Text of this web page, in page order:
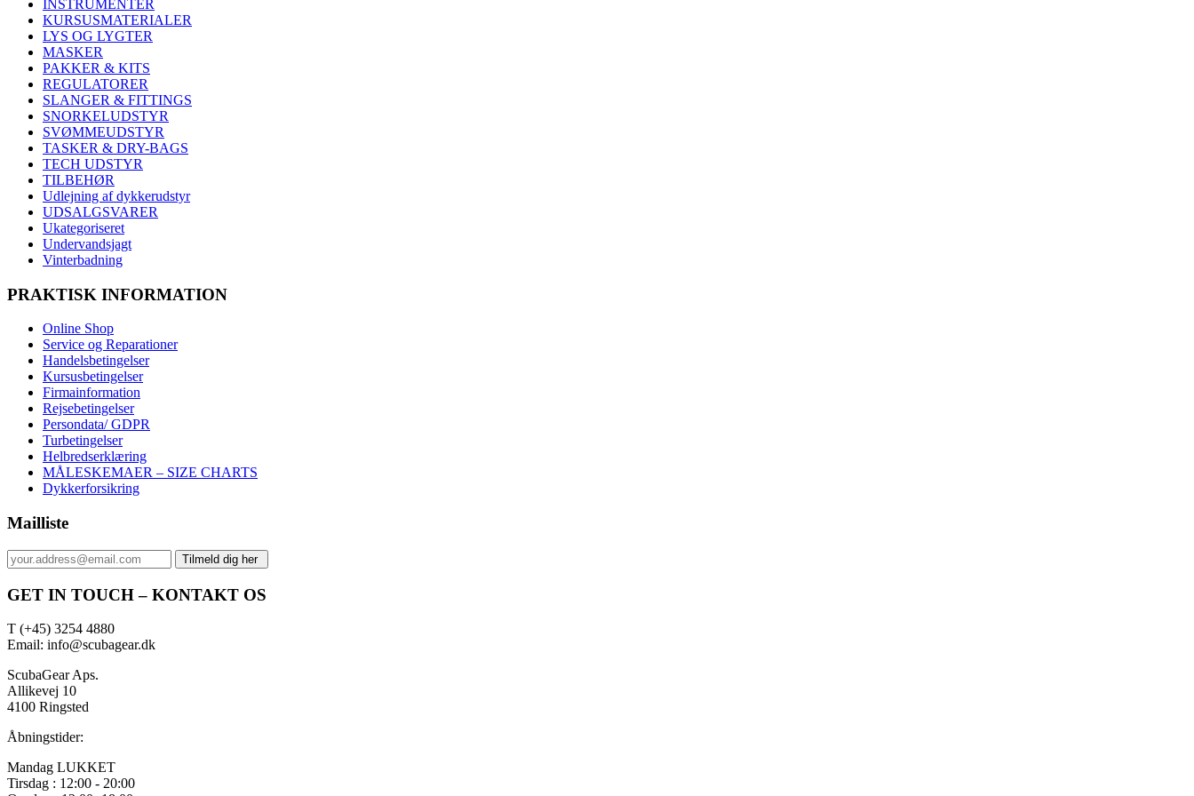
INSTRUMENTER
KURSUSMATERIALER
LYS OG LYGTER
MASKER
PAKKER & KITS
REGULATORER
SLANGER & FITTINGS
SNORKELUDSTYR
SVØMMEUDSTYR
TASKER & DRY-BAGS
TECH UDSTYR
TILBEHØR
Udlejning af dykkerudstyr
UDSALGSVARER
Ukategoriseret
Undervandsjagt
Vinterbadning
PRAKTISK INFORMATION
Online Shop
Service og Reparationer
Handelsbetingelser
Kursusbetingelser
Firmainformation
Rejsebetingelser
Persondata/ GDPR
Turbetingelser
Helbredserklæring
MÅLESKEMAER – SIZE CHARTS
Dykkerforsikring
Mailliste
GET IN TOUCH – KONTAKT OS
T (+45) 3254 4880
Email: info@scubagear.dk
ScubaGear Aps.
Allikevej 10
4100 Ringsted
Åbningstider:
Mandag LUKKET
Tirsdag : 12:00 - 20:00